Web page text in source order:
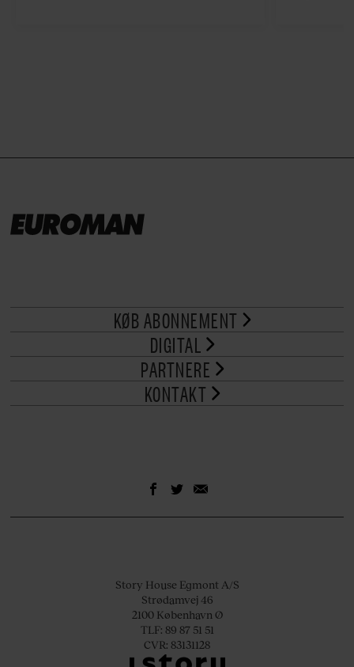
KØB ABONNEMENT
DIGITAL
PARTNERE
KONTAKT
Story House Egmont A/S
Strødamvej 46
2100 København Ø
TLF: 89 87 51 51
CVR: 83131128